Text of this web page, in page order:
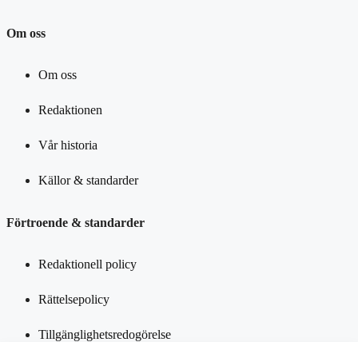
Om oss
Om oss
Redaktionen
Vår historia
Källor & standarder
Förtroende & standarder
Redaktionell policy
Rättelsepolicy
Tillgänglighetsredogörelse